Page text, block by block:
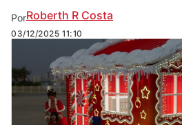
PorRoberth R Costa
03/12/2025 11:10